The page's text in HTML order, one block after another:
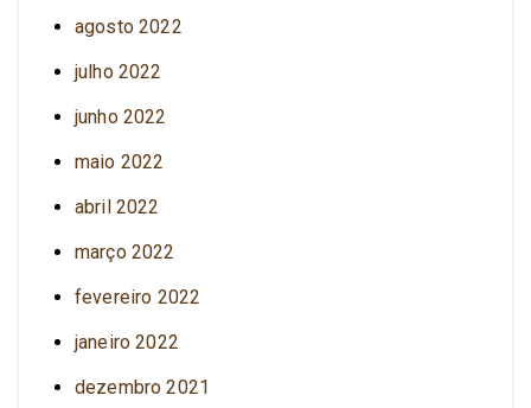
agosto 2022
julho 2022
junho 2022
maio 2022
abril 2022
março 2022
fevereiro 2022
janeiro 2022
dezembro 2021